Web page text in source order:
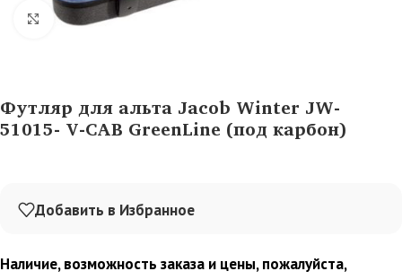
Нажмите, чтобы увеличить
Футляр для альта Jacob Winter JW-
51015- V-CAB GreenLine (под карбон)
Добавить в Избранное
Наличие, возможность заказа и цены, пожалуйста,